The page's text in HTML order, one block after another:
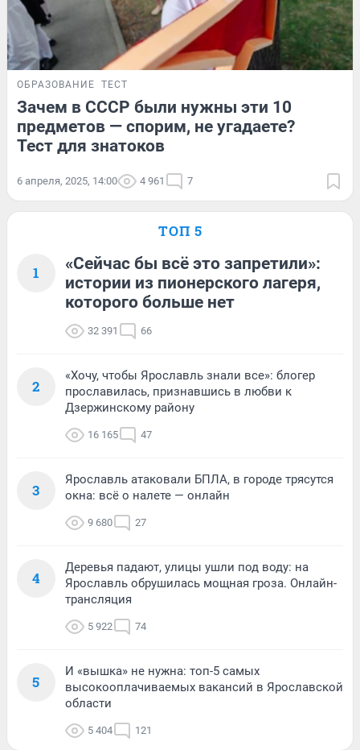
ОБРАЗОВАНИЕ ТЕСТ
Зачем в СССР были нужны эти 10
предметов — спорим, не угадаете?
Тест для знатоков
6 апреля, 2025, 14:00 4 961 7
ТОП 5
1
«Сейчас бы всё это запретили»:
истории из пионерского лагеря,
которого больше нет
32 391 66
2
«Хочу, чтобы Ярославль знали все»: блогер
прославилась, признавшись в любви к
Дзержинскому району
16 165 47
3
Ярославль атаковали БПЛА, в городе трясутся
окна: всё о налете — онлайн
9 680 27
4
Деревья падают, улицы ушли под воду: на
Ярославль обрушилась мощная гроза. Онлайн-
трансляция
5 922 74
5
И «вышка» не нужна: топ-5 самых
высокооплачиваемых вакансий в Ярославской
области
5 404 121